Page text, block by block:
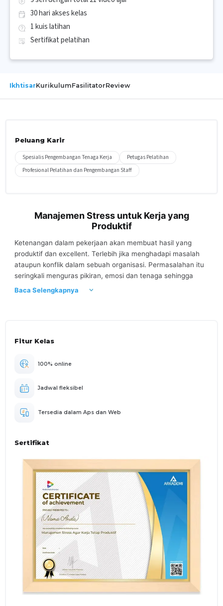
30 hari akses kelas
1 kuis latihan
Sertifikat pelatihan
IkhtisarKurikulumFasilitatorReview
Peluang Karir
Spesialis Pengembangan Tenaga Kerja
Petugas Pelatihan
Profesional Pelatihan dan Pengembangan Staff
Manajemen Stress untuk Kerja yang
Produktif
Ketenangan dalam pekerjaan akan membuat hasil yang
produktif dan excellent. Terlebih jika menghadapi masalah
ataupun konflik dalam sebuah organisasi. Permasalahan itu
seringkali menguras pikiran, emosi dan tenaga sehingga
menimbulkan penurunan performa di dalam pekerjaan.
sebuah kompetensi bagaimana Manajemen Stress yang
menghadapi berbagai rintangan dan tantangan di depan.
Baca Selengkapnya
Fitur Kelas
100% online
Jadwal fleksibel
Tersedia dalam Aps dan Web
Sertifikat